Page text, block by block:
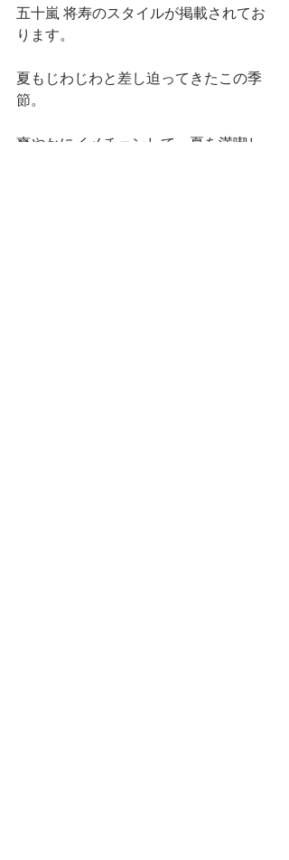
五十嵐 将寿のスタイルが掲載されてお
ります。
夏もじわじわと差し迫ってきたこの季
節。
爽やかにイメチェンして、夏を満喫し